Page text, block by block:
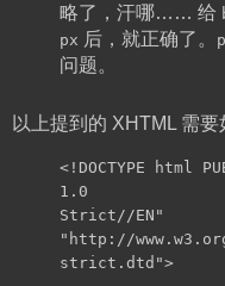
略了，汗哪…… 给
px 后，就正确了。
问题。
以上提到的 XHTML 需要
<!DOCTYPE html
1.0
Strict//EN"
"http://
strict.dtd">